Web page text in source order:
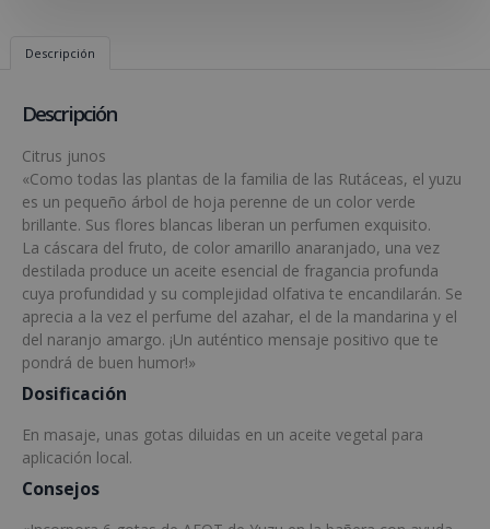
Descripción
Descripción
Citrus junos
«Como todas las plantas de la familia de las Rutáceas, el yuzu
es un pequeño árbol de hoja perenne de un color verde
brillante. Sus flores blancas liberan un perfumen exquisito.
La cáscara del fruto, de color amarillo anaranjado, una vez
destilada produce un aceite esencial de fragancia profunda
cuya profundidad y su complejidad olfativa te encandilarán. Se
aprecia a la vez el perfume del azahar, el de la mandarina y el
del naranjo amargo. ¡Un auténtico mensaje positivo que te
pondrá de buen humor!»
Dosificación
En masaje, unas gotas diluidas en un aceite vegetal para
aplicación local.
Consejos